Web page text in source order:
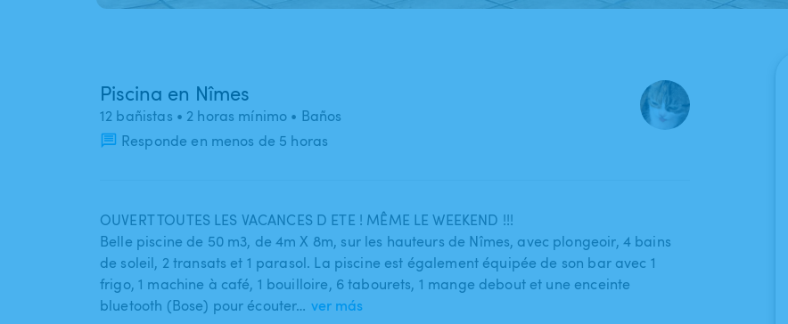
Piscina en Nîmes
12 bañistas • 2 horas mínimo • Baños
Responde en menos de 5 horas
OUVERT TOUTES LES VACANCES D ETE ! MÊME LE WEEKEND !!!
Belle piscine de 50 m3​,​ de 4m X 8m​,​ sur les hauteurs de Nîmes​,​ avec plongeoir​,​ 4 bains
de soleil​,​ 2 transats et 1 parasol. La piscine est également équipée de son bar avec 1
frigo​,​ 1 machine à café​,​ 1 bouilloire​,​ 6 tabourets​,​ 1 mange debout et une enceinte
bluetooth (Bose) pour écouter… ver más